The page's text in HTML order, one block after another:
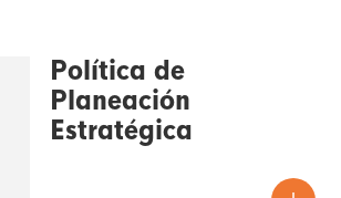
Política de
Planeación
Estratégica